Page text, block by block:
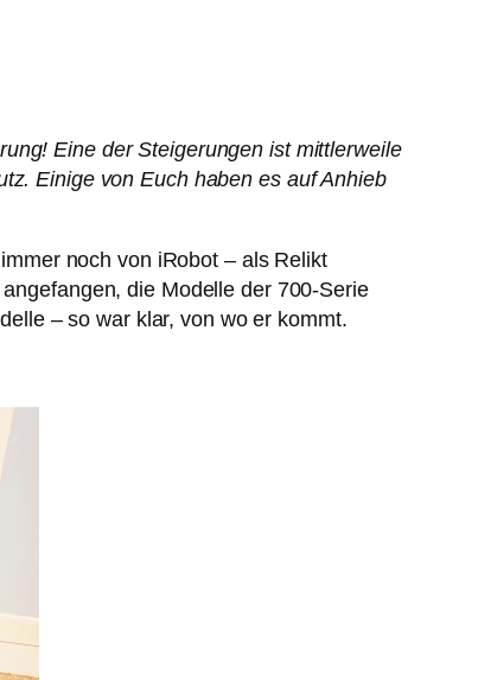
Eine der Steigerungen ist mittlerweile
Einige von Euch haben es auf Anhieb
noch von iRobot – als Relikt
die Modelle der 700-Serie
– so war klar, von wo er kommt.